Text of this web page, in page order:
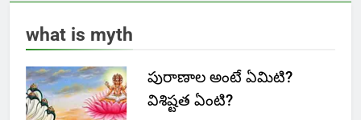
what is myth
పురాణాల అంటే ఏమిటి?
విశిష్టత ఏంటి?